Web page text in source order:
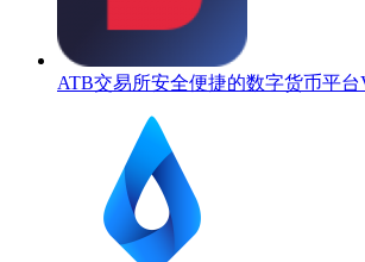
ATB交易所安全便捷的数字货币平台